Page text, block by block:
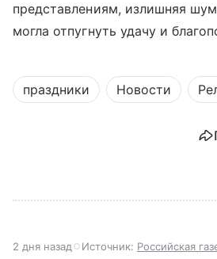
представлениям, излишняя
могла отпугнуть удачу и
праздники Новости
2 дня назад Источник: Российская